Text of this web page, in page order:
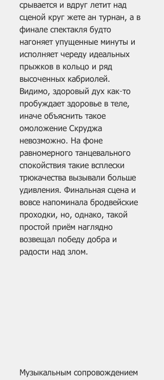
срывается и вдруг летит над
сценой круг жете ан турнан, а в
финале спектакля будто
нагоняет упущенные минуты и
исполняет череду идеальных
прыжков в кольцо и ряд
высоченных кабриолей.
Видимо, здоровый дух как-то
пробуждает здоровье в теле,
иначе объяснить такое
омоложение Скруджа
невозможно. На фоне
равномерного танцевального
спокойствия такие всплески
трюкачества вызывали больше
удивления. Финальная сцена и
вовсе напоминала бродвейские
проходки, но, однако, такой
простой приём наглядно
возвещал победу добра и
радости над злом.
Музыкальным сопровождением